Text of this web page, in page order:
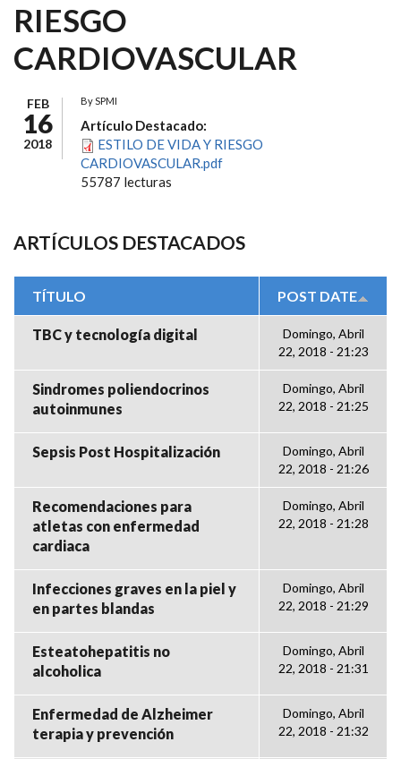
RIESGO
CARDIOVASCULAR
FEB
16
2018
BySPMI
Artículo Destacado:
ESTILO DE VIDA Y RIESGO
CARDIOVASCULAR.pdf
55787 lecturas
ARTÍCULOS DESTACADOS
TÍTULO POST DATE
TBC y tecnología digital
Domingo, Abril
22, 2018 - 21:23
Sindromes poliendocrinos
autoinmunes
Domingo, Abril
22, 2018 - 21:25
Sepsis Post Hospitalización
Domingo, Abril
22, 2018 - 21:26
Recomendaciones para
atletas con enfermedad
cardiaca
Domingo, Abril
22, 2018 - 21:28
Infecciones graves en la piel y
en partes blandas
Domingo, Abril
22, 2018 - 21:29
Esteatohepatitis no
alcoholica
Domingo, Abril
22, 2018 - 21:31
Enfermedad de Alzheimer
terapia y prevención
Domingo, Abril
22, 2018 - 21:32